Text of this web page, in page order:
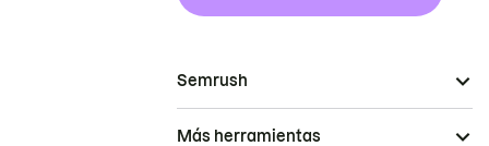
Semrush
Más herramientas